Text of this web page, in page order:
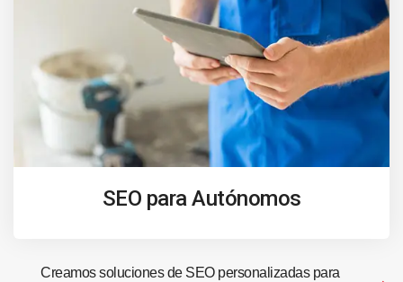
SEO para Autónomos
Creamos soluciones de SEO personalizadas para